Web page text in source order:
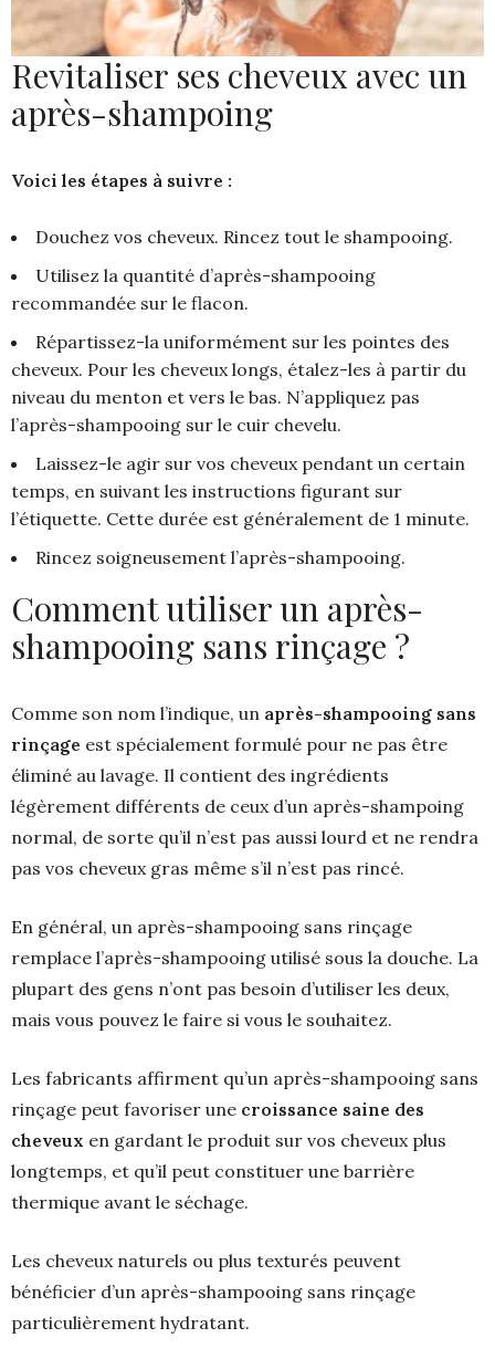
Revitaliser ses cheveux avec un
après-shampoing
Voici les étapes à suivre :
Douchez vos cheveux. Rincez tout le shampooing.
Utilisez la quantité d’après-shampooing
recommandée sur le flacon.
Répartissez-la uniformément sur les pointes des
cheveux. Pour les cheveux longs, étalez-les à partir du
niveau du menton et vers le bas. N’appliquez pas
l’après-shampooing sur le cuir chevelu.
Laissez-le agir sur vos cheveux pendant un certain
temps, en suivant les instructions figurant sur
l’étiquette. Cette durée est généralement de 1 minute.
Rincez soigneusement l’après-shampooing.
Comment utiliser un après-
shampooing sans rinçage ?
Comme son nom l’indique, un après-shampooing sans
rinçage est spécialement formulé pour ne pas être
éliminé au lavage. Il contient des ingrédients
légèrement différents de ceux d’un après-shampoing
normal, de sorte qu’il n’est pas aussi lourd et ne rendra
pas vos cheveux gras même s’il n’est pas rincé.
En général, un après-shampooing sans rinçage
remplace l’après-shampooing utilisé sous la douche. La
plupart des gens n’ont pas besoin d’utiliser les deux,
mais vous pouvez le faire si vous le souhaitez.
Les fabricants affirment qu’un après-shampooing sans
rinçage peut favoriser une croissance saine des
cheveux en gardant le produit sur vos cheveux plus
longtemps, et qu’il peut constituer une barrière
thermique avant le séchage.
Les cheveux naturels ou plus texturés peuvent
bénéficier d’un après-shampooing sans rinçage
particulièrement hydratant.